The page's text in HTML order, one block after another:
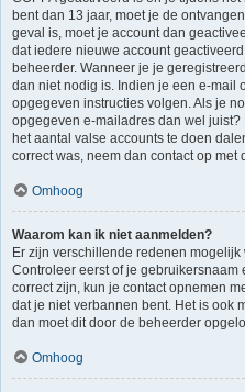
bent dan 13 jaar, moet je de
geval is, moet je account dan
dat iedere nieuwe account
beheerder. Wanneer je je
dan niet nodig is. Indien je een e-mail
opgegeven instructies volgen. Als je
opgegeven e-mailadres dan wel
het aantal valse accounts te doen
correct was, neem dan contact op met
Omhoog
Waarom kan ik niet aanmelden?
Er zijn verschillende redenen
Controleer eerst of je
correct zijn, kun je contact opnemen
dat je niet verbannen bent. Het is ook
dan moet dit door de beheerder
Omhoog